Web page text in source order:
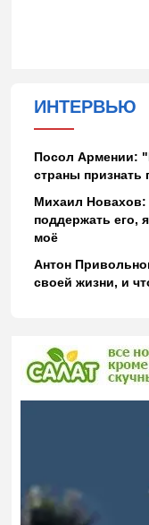
ИНТЕРВЬЮ
Посол Армении:
страны признать
Михаил
поддержать его,
моё
Антон
своей жизни, и